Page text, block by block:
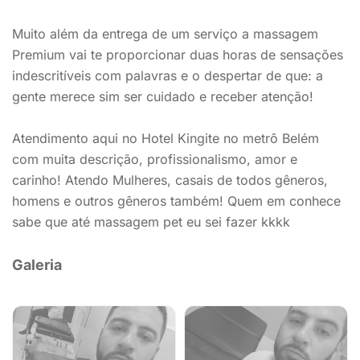
Muito além da entrega de um serviço a massagem
Premium vai te proporcionar duas horas de sensações
indescritíveis com palavras e o despertar de que: a
gente merece sim ser cuidado e receber atenção!
Atendimento aqui no Hotel Kingite no metrô Belém
com muita descrição, profissionalismo, amor e
carinho! Atendo Mulheres, casais de todos gêneros,
homens e outros gêneros também! Quem em conhece
sabe que até massagem pet eu sei fazer kkkk
Galeria